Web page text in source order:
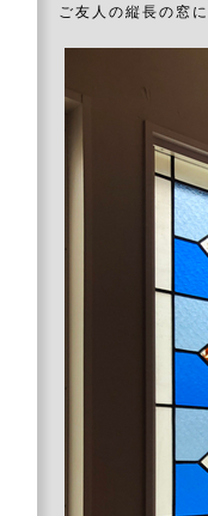
ご友人の縦長の窓